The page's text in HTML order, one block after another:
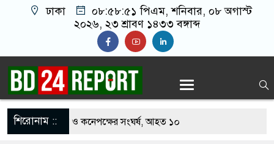
ঢাকা ০৮:৫৮:৫২ পিএম, শনিবার, ০৮ অগাস্ট
২০২৬, ২৩ শ্রাবণ ১৪৩৩ বঙ্গাব্দ
শিরোনাম ::
খাবার নিয়ে বর ও কনেপক্ষের সংঘর্ষ, আহত ১০